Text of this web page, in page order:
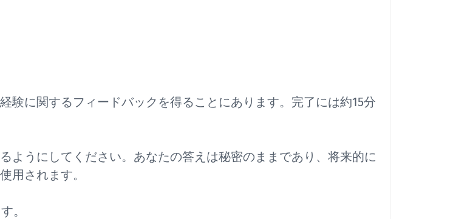
験に関するフィードバックを得ることにあります。完了には約15分
ようにしてください。あなたの答えは秘密のままであり、将来的に
用されます。
。